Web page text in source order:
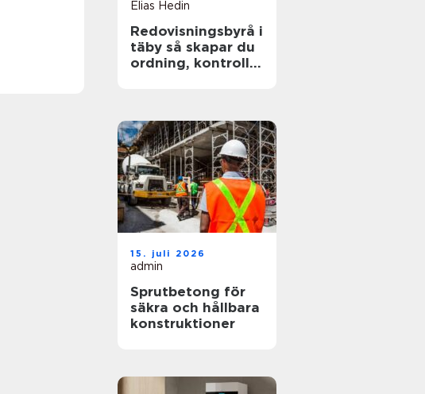
Elias Hedin
Redovisningsbyrå i
täby så skapar du
ordning, kontroll
15. juli 2026
admin
Sprutbetong för
säkra och hållbara
konstruktioner